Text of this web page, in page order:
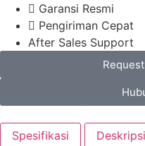
Garansi Resmi
Pengiriman Cepat
After Sales Support
Spesifikasi Deskripsi